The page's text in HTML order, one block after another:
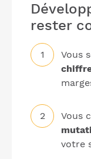
rester
Vous
Vous
votre